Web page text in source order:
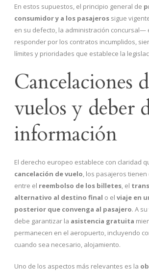
En estos supuestos, el principio general de
consumidor y a los pasajeros sigue
en su defecto, la administración concursal—
responder por los contratos incumplidos,
límites y prioridades que establece la
Cancelaciones
vuelos y deber
información
El derecho europeo establece con claridad
cancelación de vuelo, los pasajeros
entre el reembolso de los billetes, el
alternativo al destino final o el viaje en
posterior que convenga al pasajero. A
debe garantizar la asistencia gratuita
permanecen en el aeropuerto, incluyendo
cuando sea necesario, alojamiento.
Uno de los aspectos más relevantes es la